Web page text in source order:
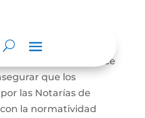
de los
La norma establece
que los
las Notarías de
la normatividad